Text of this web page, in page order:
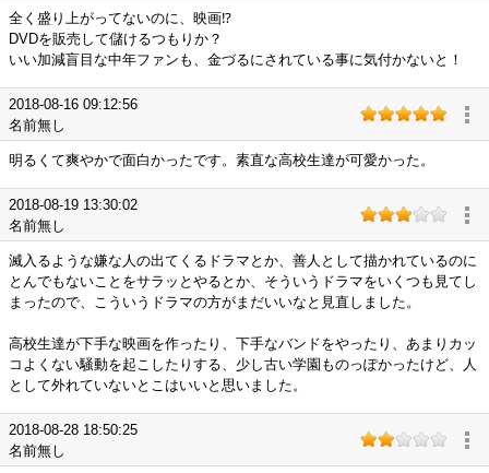
全く盛り上がってないのに、映画⁉︎
DVDを販売して儲けるつもりか？
いい加減盲目な中年ファンも、金づるにされている事に気付かないと！
2018-08-16 09:12:56
名前無し
明るくて爽やかで面白かったです。素直な高校生達が可愛かった。
2018-08-19 13:30:02
名前無し
滅入るような嫌な人の出てくるドラマとか、善人として描かれているのに
とんでもないことをサラッとやるとか、そういうドラマをいくつも見てし
まったので、こういうドラマの方がまだいいなと見直しました。
高校生達が下手な映画を作ったり、下手なバンドをやったり、あまりカッ
コよくない騒動を起こしたりする、少し古い学園ものっぽかったけど、人
として外れていないとこはいいと思いました。
2018-08-28 18:50:25
名前無し